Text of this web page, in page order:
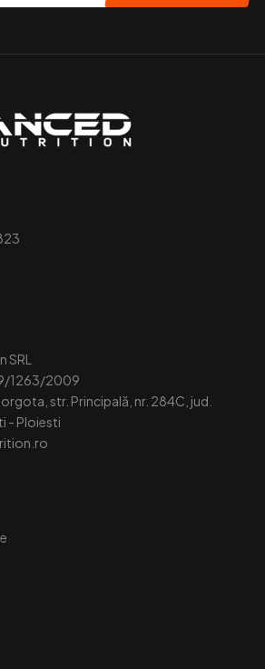
1263/2009
str. Principală, nr. 284C, jud.
- Ploiesti